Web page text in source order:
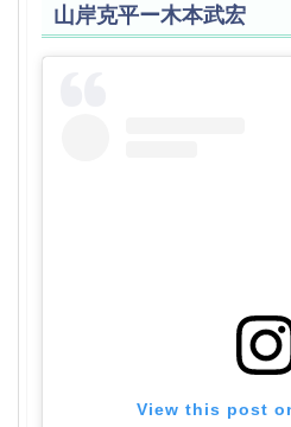
山岸克平ー木本武宏
View this post